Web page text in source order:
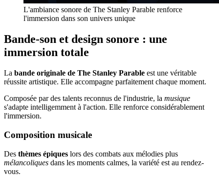
L'ambiance sonore de The Stanley Parable renforce
l'immersion dans son univers unique
Bande-son et design sonore : une
immersion totale
La bande originale de The Stanley Parable est une véritable
réussite artistique. Elle accompagne parfaitement chaque moment.
Composée par des talents reconnus de l'industrie, la musique
s'adapte intelligemment à l'action. Elle renforce considérablement
l'immersion.
Composition musicale
Des thèmes épiques lors des combats aux mélodies plus
mélancoliques dans les moments calmes, la variété est au rendez-
vous.